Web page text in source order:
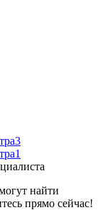
найти
прямо сейчас!